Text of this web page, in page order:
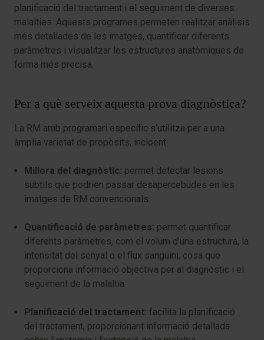
planificació del tractament i el seguiment de diverses
malalties. Aquests programes permeten realitzar anàlisis
més detallades de les imatges, quantificar diferents
paràmetres i visualitzar les estructures anatòmiques de
forma més precisa.
Per a què serveix aquesta prova diagnòstica?
La RM amb programari específic s’utilitza per a una
àmplia varietat de propòsits, incloent:
Millora del diagnòstic: permet detectar lesions
subtils que podrien passar desapercebudes en les
imatges de RM convencionals.
Quantificació de paràmetres: permet quantificar
diferents paràmetres, com el volum d’una estructura, la
intensitat del senyal o el flux sanguini, cosa que
proporciona informació objectiva per al diagnòstic i el
seguiment de la malaltia.
Planificació del tractament: facilita la planificació
del tractament, proporcionant informació detallada